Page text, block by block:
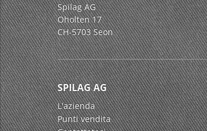
Spilag AG
Oholten 17
CH-5703 Seon
SPILAG AG
L'azienda
Punti vendita